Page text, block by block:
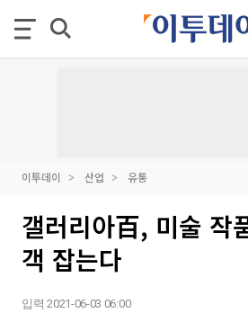
이투데이 산업 유통
갤러리아百, 미술 작
객 잡는다
입력 2021-06-03 06:00